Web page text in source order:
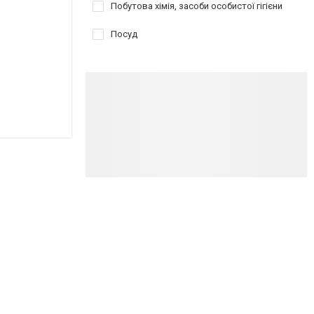
Побутова хімія, засоби особистої гігієни
Посуд